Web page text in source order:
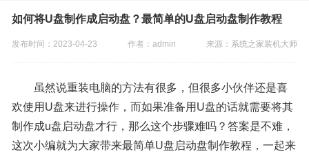
如何将U盘制作成启动盘？最简单的U盘启动盘制作教程
发布时间：2023-04-23 作者：admin 来源： 系统之家装机大师
虽然说重装电脑的方法有很多，但很多小伙伴还是喜
欢使用U盘来进行操作，而如果准备用U盘的话就需要将其
制作成u盘启动盘才行，那么这个步骤难吗？答案是不难，
这次小编就为大家带来最简单U盘启动盘制作教程，一起来